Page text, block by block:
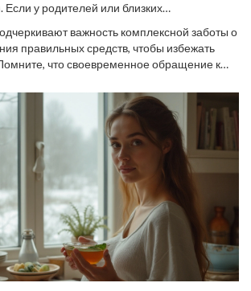
Если у родителей или близких
вас могут они проявиться. Профилактика в
ключевую роль, и здесь поможет
ухода за кожей.
важность комплексной заботы о
правильных средств, чтобы избежать
что своевременное обращение к
и предотвратить их появление в